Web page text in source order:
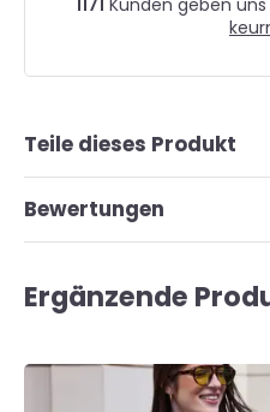
1171 Kunden geben
Teile dieses Produkt
Bewertungen
Ergänzende